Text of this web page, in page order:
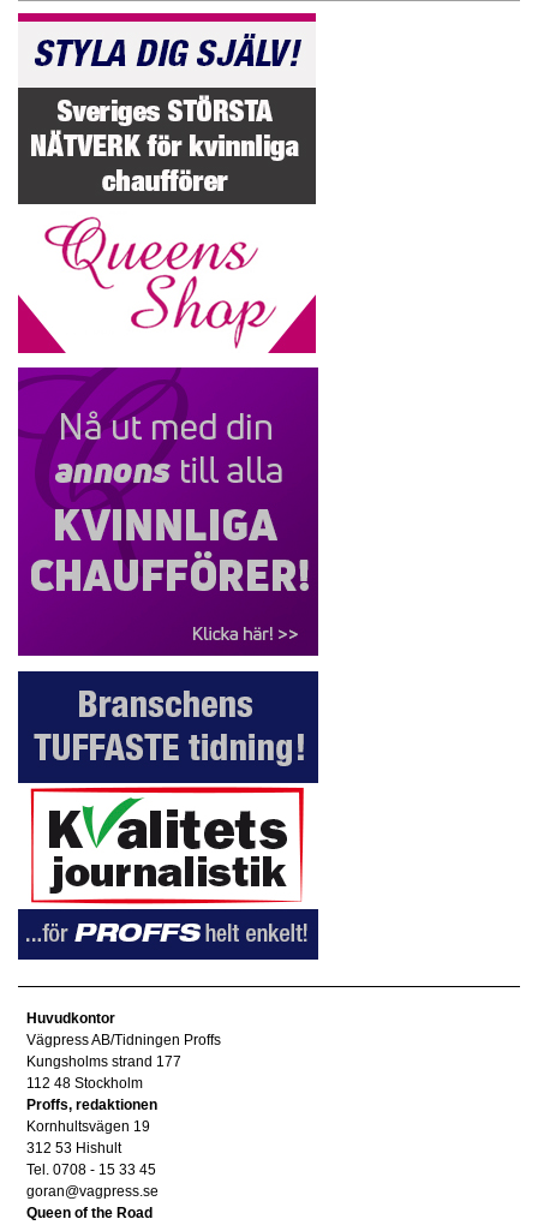
Huvudkontor
Vägpress AB/Tidningen Proffs
Kungsholms strand 177
112 48 Stockholm
Proffs, redaktionen
Kornhultsvägen 19
312 53 Hishult
Tel. 0708 - 15 33 45
goran@vagpress.se
Queen of the Road